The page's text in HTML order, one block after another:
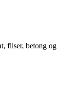
fliser, betong og